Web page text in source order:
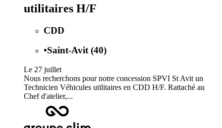
utilitaires H/F
CDD
•Saint-Avit (40)
Le 27 juillet
Nous recherchons pour notre concession SPVI St Avit un
Technicien Véhicules utilitaires en CDD H/F. Rattaché au
Chef d'atelier,...